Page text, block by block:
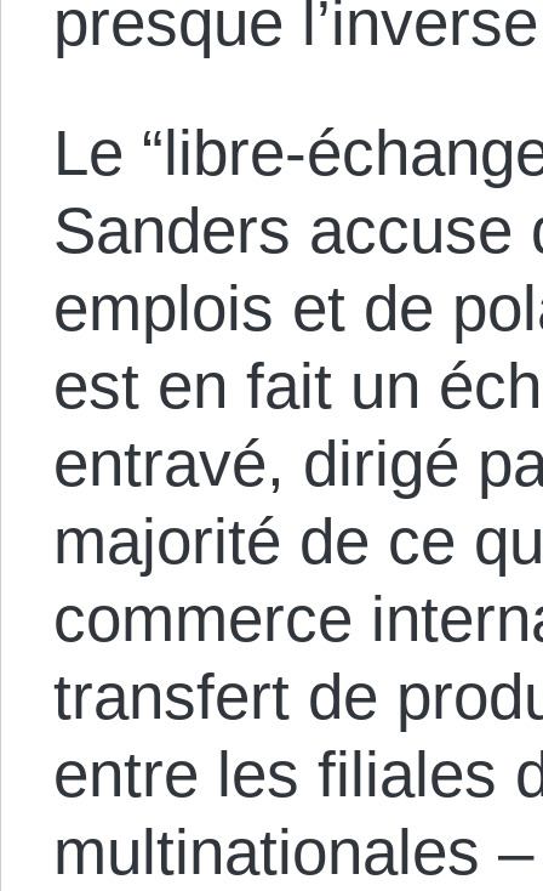
presque
Le “libre-
Sanders accuse
emplois et de
est en fait un
entravé, dirigé
majorité de ce
commerce
transfert de
entre les filiales
multinationales